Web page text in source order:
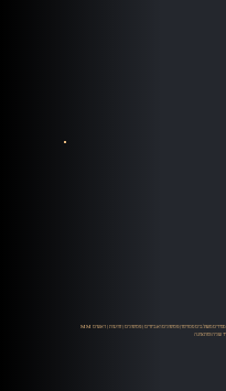
|ממירים משולבים סטרימר|פטיפונים ואביזרים|פטיפונים|זרועות|ראשים MM
יד שניה ומתצוגה